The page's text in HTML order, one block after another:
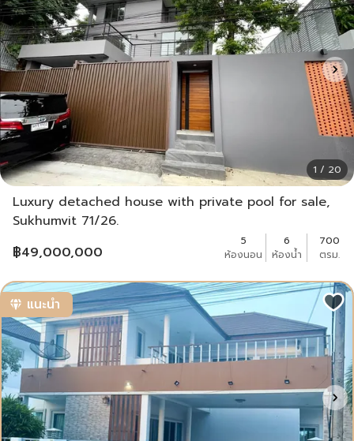
1 / 20
Luxury detached house with private pool for sale,
Sukhumvit 71/26.
฿49,000,000
5
ห้องนอน
6
ห้องน้ำ
700
ตรม.
แนะนำ